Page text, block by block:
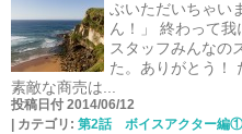
ぶいただいちゃい
ん！」 終わって
スタッフみんなの
た。ありがとう！
素敵な商売は...
投稿日付 2014/06/12
カテゴリ: 第2話 ボイスアクター編